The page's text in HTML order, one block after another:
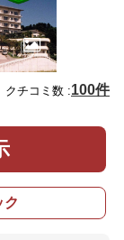
クチコミ数 :100件
ク